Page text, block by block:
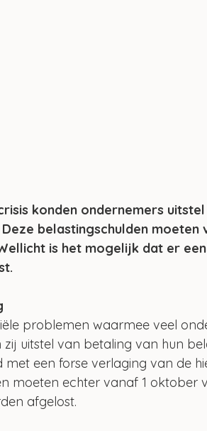
konden ondernemers
belastingschulden
is het mogelijk dat er
problemen waarmee veel
uitstel van betaling van hun
met een forse verlaging van de
moeten echter vanaf 1
afgelost.